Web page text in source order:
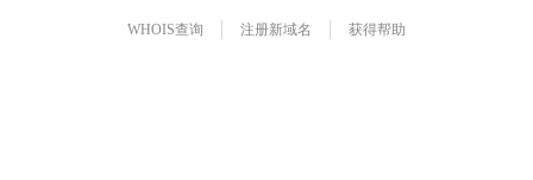
WHOIS查询 注册新域名 获得帮助